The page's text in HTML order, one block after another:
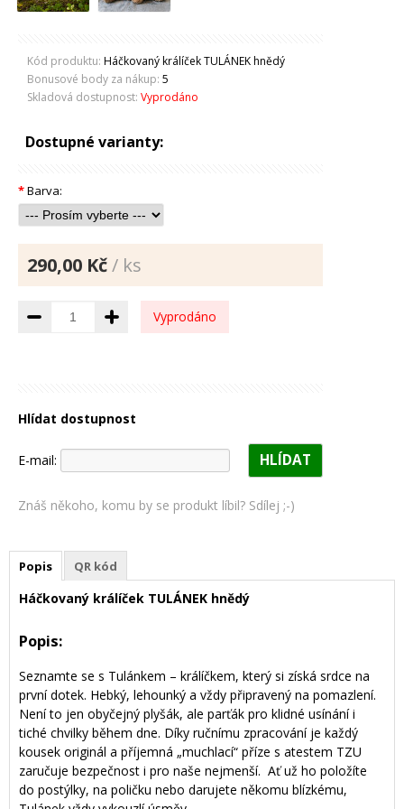
Kód produktu: Háčkovaný králíček TULÁNEK hnědý
Bonusové body za nákup: 5
Skladová dostupnost: Vyprodáno
Dostupné varianty:
*Barva:
290,00 Kč/ ks
Vyprodáno
Hlídat dostupnost
E-mail: HLÍDAT
Znáš někoho, komu by se produkt líbil? Sdílej ;-)
Popis QR kód
Háčkovaný králíček TULÁNEK hnědý
Popis:
Seznamte se s Tulánkem – králíčkem, který si získá srdce na
první dotek. Hebký, lehounký a vždy připravený na pomazlení.
Není to jen obyčejný plyšák, ale parťák pro klidné usínání i
tiché chvilky během dne. Díky ručnímu zpracování je každý
kousek originál a příjemná „muchlací“ příze s atestem TZU
zaručuje bezpečnost i pro naše nejmenší. Ať už ho položíte
do postýlky, na poličku nebo darujete někomu blízkému,